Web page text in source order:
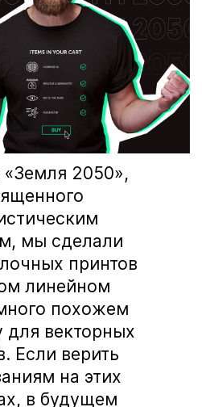
«Земля 2050»,
мы сделали
принтов
линейном
похожем
для векторных
Если верить
на этих
в будущем